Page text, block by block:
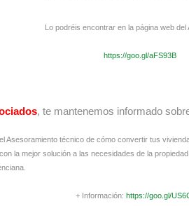
Lo podréis encontrar en la página web del
https://goo.gl/aFS93B
, te mantenemos informado
Asesoramiento técnico de cómo convertir tus
la mejor solución a las necesidades de la
+ Información:https://goo.gl/